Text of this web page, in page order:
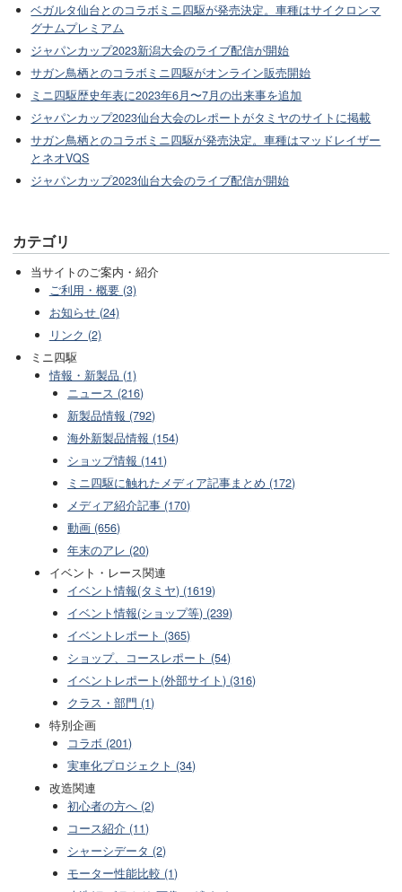
ベガルタ仙台とのコラボミニ四駆が発売決定。車種はサイクロンマ
グナムプレミアム
ジャパンカップ2023新潟大会のライブ配信が開始
サガン鳥栖とのコラボミニ四駆がオンライン販売開始
ミニ四駆歴史年表に2023年6月〜7月の出来事を追加
ジャパンカップ2023仙台大会のレポートがタミヤのサイトに掲載
サガン鳥栖とのコラボミニ四駆が発売決定。車種はマッドレイザー
とネオVQS
ジャパンカップ2023仙台大会のライブ配信が開始
カテゴリ
当サイトのご案内・紹介
ご利用・概要 (3)
お知らせ (24)
リンク (2)
ミニ四駆
情報・新製品 (1)
ニュース (216)
新製品情報 (792)
海外新製品情報 (154)
ショップ情報 (141)
ミニ四駆に触れたメディア記事まとめ (172)
メディア紹介記事 (170)
動画 (656)
年末のアレ (20)
イベント・レース関連
イベント情報(タミヤ) (1619)
イベント情報(ショップ等) (239)
イベントレポート (365)
ショップ、コースレポート (54)
イベントレポート(外部サイト) (316)
クラス・部門 (1)
特別企画
コラボ (201)
実車化プロジェクト (34)
改造関連
初心者の方へ (2)
コース紹介 (11)
シャーシデータ (2)
モーター性能比較 (1)